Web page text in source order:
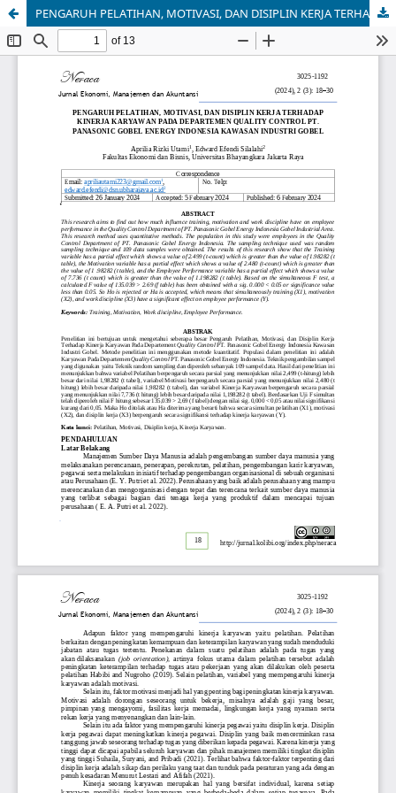
PENGARUH PELATIHAN, MOTIVASI, DAN DISIPLIN KERJA TERHADAP KINERJA KARYAWAN PADA DEPARTEMEN QUALITY CONTROL PT. PANASONIC GOBEL ENERGY INDONESIA KAWASAN INDUSTRI GOBEL